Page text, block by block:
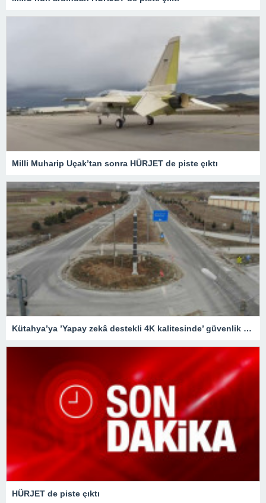
Milli Muharip Uçak’tan sonra HÜRJET de piste çıktı
Kütahya’ya ’Yapay zekâ destekli 4K kalitesinde’ güvenlik kameraları
HÜRJET de piste çıktı